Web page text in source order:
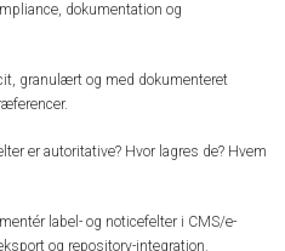
dokumentation og
granulært og med dokumenteret
er autoritative? Hvor lagres de? Hvem
label- og noticefelter i CMS/e-
og repository-integration.